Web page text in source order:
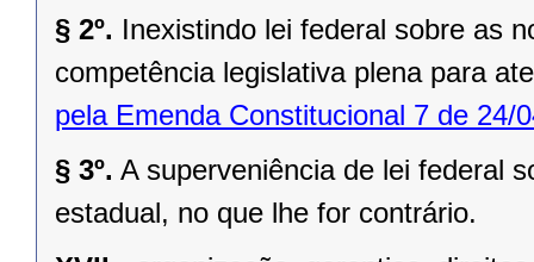
§ 2º. Inexistindo lei federal sobre as
competência legislativa plena para
pela Emenda Constitucional 7 de 24/
§ 3º. A superveniência de lei federal
estadual, no que lhe for contrário.